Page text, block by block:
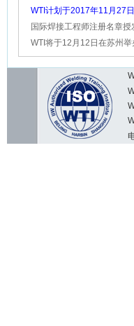
WTI计划于2017年11月27
名参加!
国际焊接工程师注册名章
日在哈尔滨召开
WTI将于12月12日在苏州
大家踊跃报名！